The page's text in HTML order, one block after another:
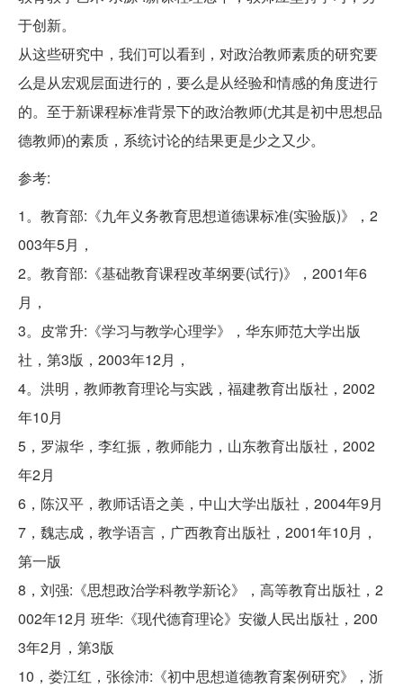
于创新。
从这些研究中，我们可以看到，对政治教师素质的研究要
么是从宏观层面进行的，要么是从经验和情感的角度进行
的。至于新课程标准背景下的政治教师(尤其是初中思想品
德教师)的素质，系统讨论的结果更是少之又少。
参考:
1。教育部:《九年义务教育思想道德课标准(实验版)》，2
003年5月，
2。教育部:《基础教育课程改革纲要(试行)》，2001年6
月，
3。皮常升:《学习与教学心理学》，华东师范大学出版
社，第3版，2003年12月，
4。洪明，教师教育理论与实践，福建教育出版社，2002
年10月
5，罗淑华，李红振，教师能力，山东教育出版社，2002
年2月
6，陈汉平，教师话语之美，中山大学出版社，2004年9月
7，魏志成，教学语言，广西教育出版社，2001年10月，
第一版
8，刘强:《思想政治学科教学新论》，高等教育出版社，2
002年12月 班华:《现代德育理论》安徽人民出版社，200
3年2月，第3版
10，娄江红，张徐沛:《初中思想道德教育案例研究》，浙